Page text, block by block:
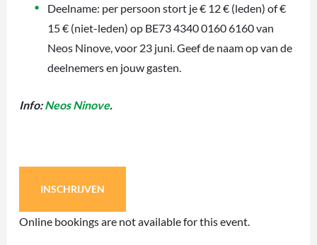
Deelname: per persoon stort je € 12 € (leden) of €
15 € (niet-leden) op BE73 4340 0160 6160 van
Neos Ninove, voor 23 juni. Geef de naam op van de
deelnemers en jouw gasten.
Info:Neos Ninove.
INSCHRIJVEN
Online bookings are not available for this event.